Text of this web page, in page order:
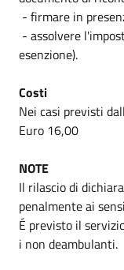
- firmare in
- assolvere
esenzione).
Costi
Nei casi previsti
Euro 16,00
NOTE
Il rilascio di
penalmente ai
É previsto il
i non deambulanti.